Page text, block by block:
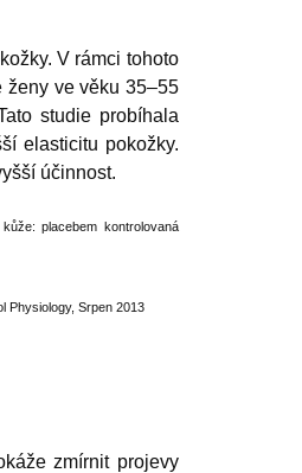
V rámci tohoto
ženy ve věku 35–55
studie probíhala
elasticitu pokožky.
účinnost.
placebem kontrolovaná
Physiology, Srpen 2013
zmírnit projevy